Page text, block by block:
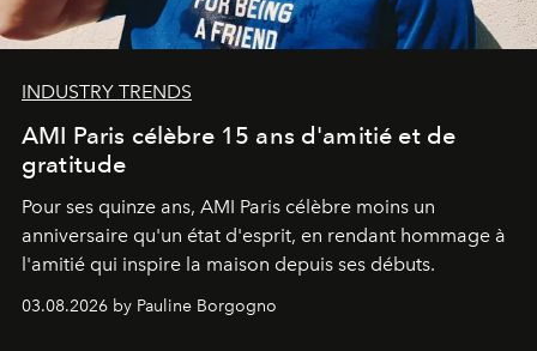
INDUSTRY TRENDS
AMI Paris célèbre 15 ans d'amitié et de
gratitude
Pour ses quinze ans, AMI Paris célèbre moins un
anniversaire qu'un état d'esprit, en rendant hommage à
l'amitié qui inspire la maison depuis ses débuts.
03.08.2026 by Pauline Borgogno